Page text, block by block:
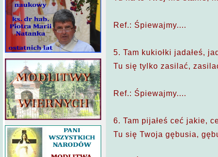
Ref.: Śpiewajmy....
5. Tam kukiołki jadałeś,
Tu się tylko zasilać,
Ref.: Śpiewajmy....
6. Tam pijałeś ceć jakie,
Tu się Twoja gębusia,